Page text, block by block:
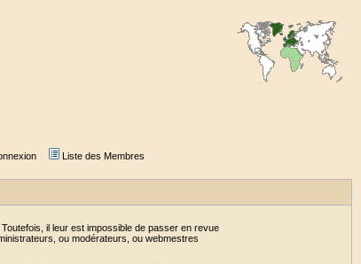
Liste des Membres
il leur est impossible de passer en revue
ou modérateurs, ou webmestres